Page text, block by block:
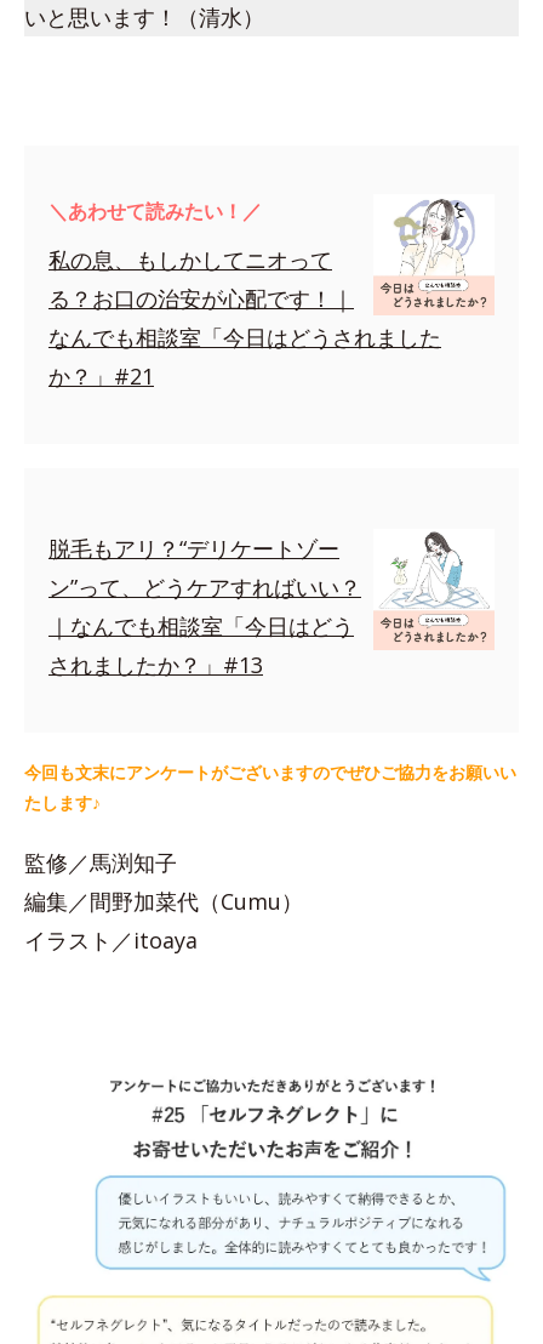
いと思います！（清水）
＼あわせて読みたい！／
私の息、もしかしてニオって
る？お口の治安が心配です！｜
なんでも相談室「今日はどうされました
か？」#21
脱毛もアリ？“デリケートゾー
ン”って、どうケアすればいい？
｜なんでも相談室「今日はどう
されましたか？」#13
今回も文末にアンケートがございますのでぜひご協力をお願いい
たします♪
監修／馬渕知子
編集／間野加菜代（Cumu）
イラスト／itoaya